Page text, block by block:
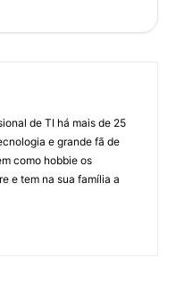
de TI há mais de 25
e grande fã de
como hobbie os
e tem na sua família a